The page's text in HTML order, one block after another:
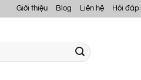
Giới thiệu Blog Liên hệ Hỏi đáp